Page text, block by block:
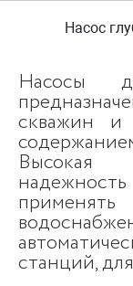
Насос
Насосы
скважин и
Высокая
станций,